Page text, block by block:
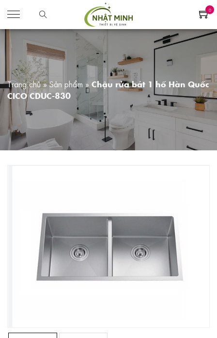
0
Trang chủ»Sản phẩm » Chậu rửa bát 1 hố Hàn Quốc
CICO CDUC-830